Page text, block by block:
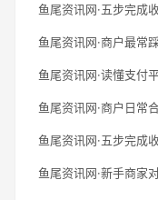
鱼尾资讯网·五步完成
鱼尾资讯网·商户最常
鱼尾资讯网·读懂支付
鱼尾资讯网·商户日常
鱼尾资讯网·五步完成
鱼尾资讯网·新手商家